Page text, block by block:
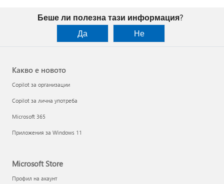
Беше ли полезна тази информация?
Да
Не
Какво е новото
Copilot за организации
Copilot за лична употреба
Microsoft 365
Приложения за Windows 11
Microsoft Store
Профил на акаунт